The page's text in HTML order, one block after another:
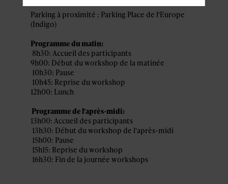
Parking à proximité : Parking Place de l'Europe
(Indigo)
Programme du matin:
8h30: Accueil des participants
9h00: Début du workshop de la matinée
10h30: Pause
10h45: Reprise du workshop
12h00: Lunch
Programme de l'après-midi:
13h00: Accueil des participants
13h30: Début du workshop de l'après-midi
15h00: Pause
15h15: Reprise du workshop
16h30: Fin de la journée workshops